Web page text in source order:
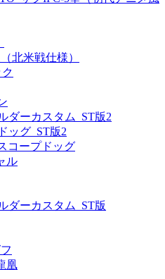
北米戦仕様）
ダーカスタム_ST版2
ッグ_ST版2
コープドッグ
ル
ダーカスタム_ST版
凰